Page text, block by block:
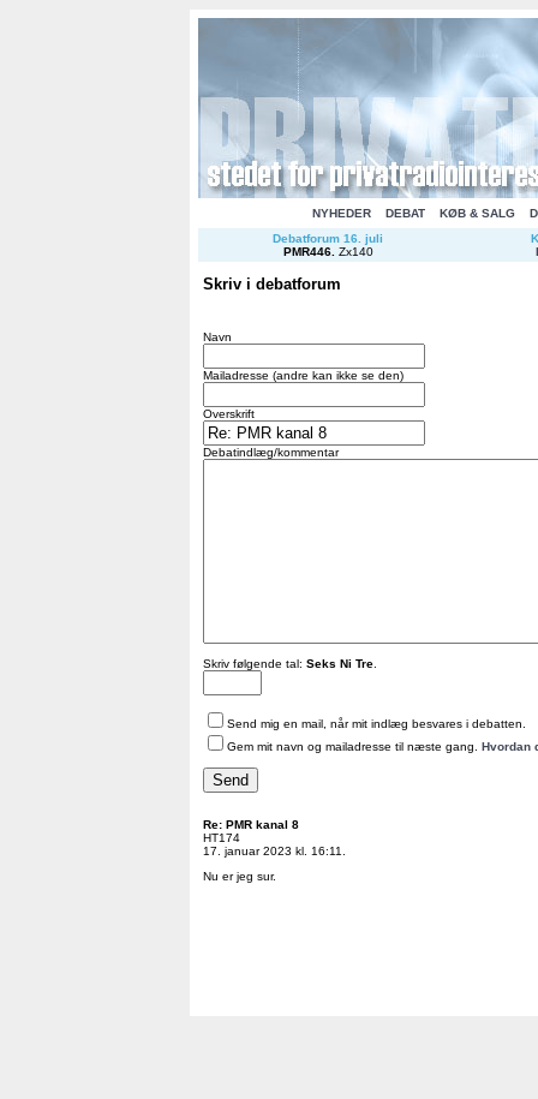
NYHEDER DEBAT KØB & SALG
Debatforum 16. juli
PMR446. Zx140
Skriv i debatforum
Navn
Mailadresse (andre kan ikke se den)
Overskrift
Debatindlæg/kommentar
Skriv følgende tal: Seks Ni Tre
Send mig en mail, når mit indlæg besvares i debatten.
Gem mit navn og mailadresse til næste gang. Hvordan
Re: PMR kanal 8
HT174
17. januar 2023 kl. 16:11.
Nu er jeg sur.